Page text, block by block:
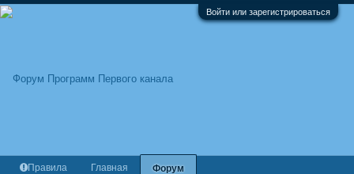
Войти или зарегистрироваться
Правила Главная Форум